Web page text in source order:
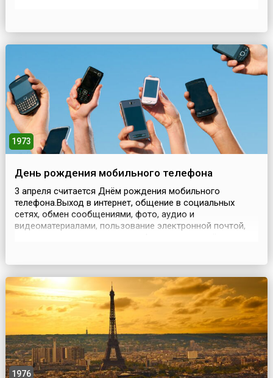
1973
День рождения мобильного телефона
3 апреля считается Днём рождения мобильного
телефона.Выход в интернет, общение в социальных
сетях, обмен сообщениями, фото, аудио и
видеоматериалами, пользование электронной почтой,
видеопроигрыватель, сканер штрихкодов....
1976